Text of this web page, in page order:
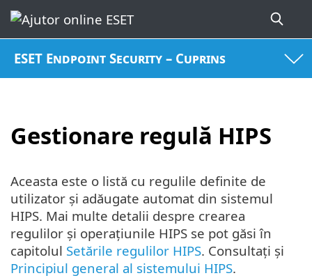
ESET Endpoint Security – Cuprins
Gestionare regulă HIPS
Aceasta este o listă cu regulile definite de
utilizator și adăugate automat din sistemul
HIPS. Mai multe detalii despre crearea
regulilor și operațiunile HIPS se pot găsi în
capitolul Setările regulilor HIPS. Consultați și
Principiul general al sistemului HIPS.